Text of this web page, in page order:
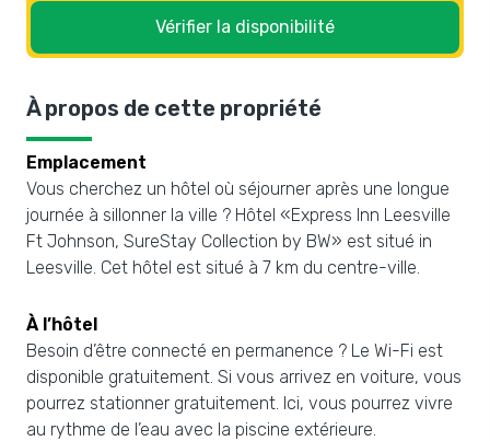
Vérifier la disponibilité
À propos de cette propriété
Emplacement
Vous cherchez un hôtel où séjourner après une longue
journée à sillonner la ville ? Hôtel «Express Inn Leesville
Ft Johnson, SureStay Collection by BW» est situé in
Leesville. Cet hôtel est situé à 7 km du centre-ville.
À l’hôtel
Besoin d’être connecté en permanence ? Le Wi-Fi est
disponible gratuitement. Si vous arrivez en voiture, vous
pourrez stationner gratuitement. Ici, vous pourrez vivre
au rythme de l’eau avec la piscine extérieure.